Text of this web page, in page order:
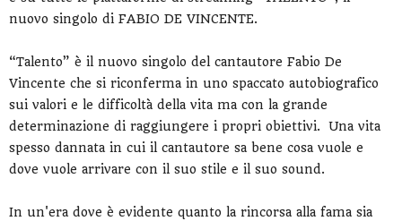
nuovo singolo di FABIO DE VINCENTE.
“Talento” è il nuovo singolo del cantautore Fabio De
Vincente che si riconferma in uno spaccato autobiografico
sui valori e le difficoltà della vita ma con la grande
determinazione di raggiungere i propri obiettivi. Una vita
spesso dannata in cui il cantautore sa bene cosa vuole e
dove vuole arrivare con il suo stile e il suo sound.
In un'era dove è evidente quanto la rincorsa alla fama sia